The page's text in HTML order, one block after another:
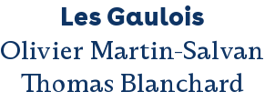
Les Gaulois
Olivier Martin-Salvan
Thomas Blanchard